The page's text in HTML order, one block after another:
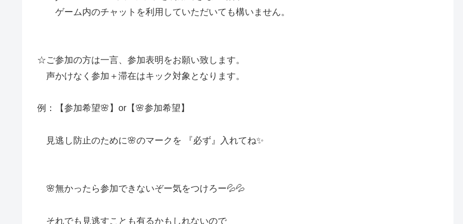
ゲーム内のチャットを利用していただいても構いません。
☆ご参加の方は一言、参加表明をお願い致します。
声かけなく参加＋滞在はキック対象となります。
例：【参加希望🌸】or【🌸参加希望】
見逃し防止のために🌸のマークを 『必ず』入れてね✨
🌸無かったら参加できないぞー気をつけろー💦💦
それでも見逃すことも有るかもしれないので